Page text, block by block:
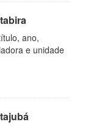
ano,
e unidade